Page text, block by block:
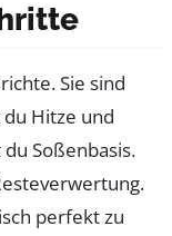
Sie sind
Hitze und
Soßenbasis.
perfekt zu